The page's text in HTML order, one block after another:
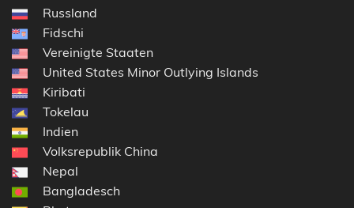
Russland
Fidschi
Vereinigte Staaten
United States Minor Outlying Islands
Kiribati
Tokelau
Indien
Volksrepublik China
Nepal
Bangladesch